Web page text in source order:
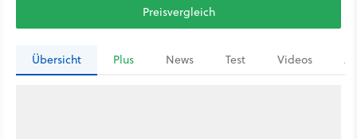
Preisvergleich
Übersicht Plus News Test Videos